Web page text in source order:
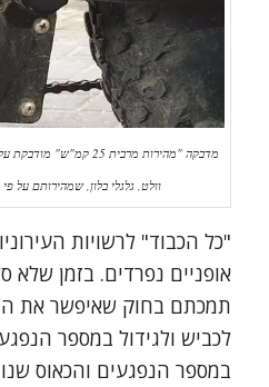
וולט, גלגלי בלון, שמהירותם על
"כל הכבוד" לרשויות
אופניים נפרדים. בזמן שלא
תמכתם בחוק שאיפשר את
לכביש ולגידול במספר
במספר הנפגעים והכאוס